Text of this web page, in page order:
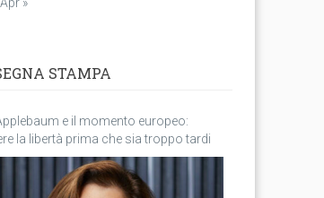
STAMPA
e il momento europeo:
la libertà prima che sia troppo tardi